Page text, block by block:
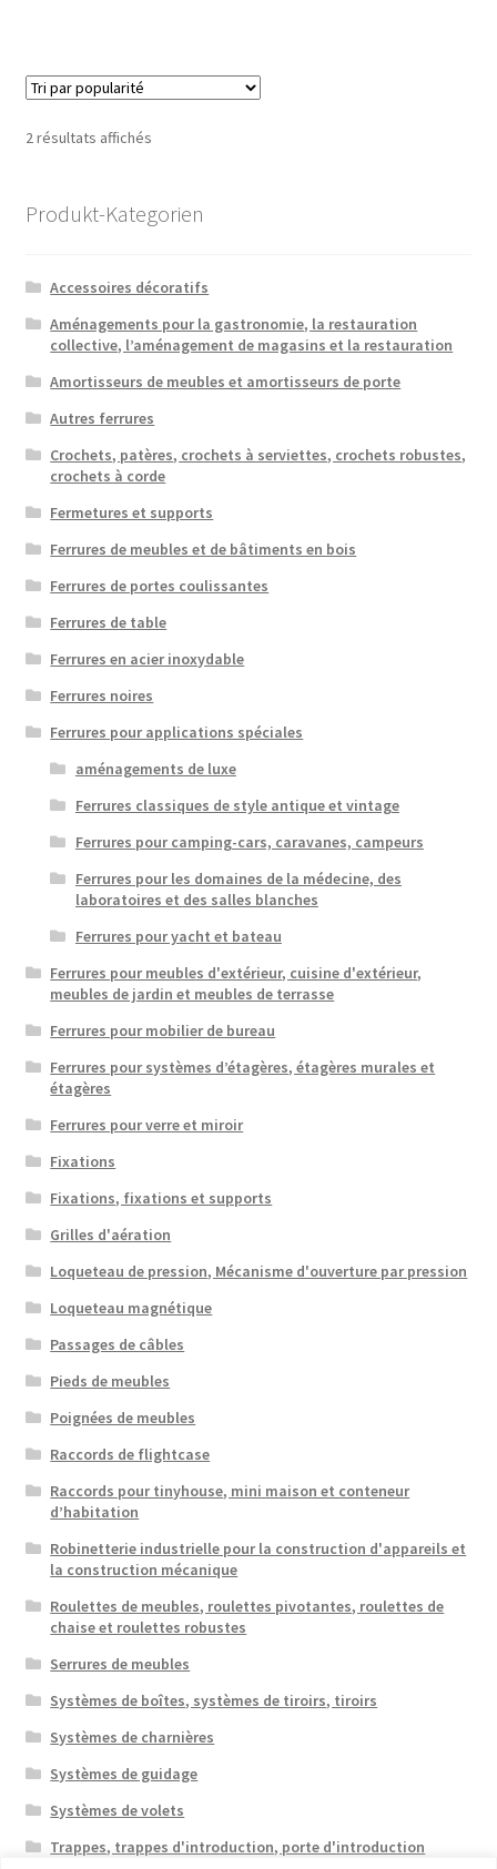
2 résultats affichésTrié
Produkt-Kategorien
Accessoires décoratifs
Aménagements pour la gastronomie, la restauration
collective, l’aménagement de magasins et la restauration
Amortisseurs de meubles et amortisseurs de porte
Autres ferrures
Crochets, patères, crochets à serviettes, crochets robustes,
crochets à corde
Fermetures et supports
Ferrures de meubles et de bâtiments en bois
Ferrures de portes coulissantes
Ferrures de table
Ferrures en acier inoxydable
Ferrures noires
Ferrures pour applications spéciales
aménagements de luxe
Ferrures classiques de style antique et vintage
Ferrures pour camping-cars, caravanes, campeurs
Ferrures pour les domaines de la médecine, des
laboratoires et des salles blanches
Ferrures pour yacht et bateau
Ferrures pour meubles d'extérieur, cuisine d'extérieur,
meubles de jardin et meubles de terrasse
Ferrures pour mobilier de bureau
Ferrures pour systèmes d’étagères, étagères murales et
étagères
Ferrures pour verre et miroir
Fixations
Fixations, fixations et supports
Grilles d'aération
Loqueteau de pression, Mécanisme d'ouverture par pression
Loqueteau magnétique
Passages de câbles
Pieds de meubles
Poignées de meubles
Raccords de flightcase
Raccords pour tinyhouse, mini maison et conteneur
d’habitation
Robinetterie industrielle pour la construction d'appareils et
la construction mécanique
Roulettes de meubles, roulettes pivotantes, roulettes de
chaise et roulettes robustes
Serrures de meubles
Systèmes de boîtes, systèmes de tiroirs, tiroirs
Systèmes de charnières
Systèmes de guidage
Systèmes de volets
Trappes, trappes d'introduction, porte d'introduction